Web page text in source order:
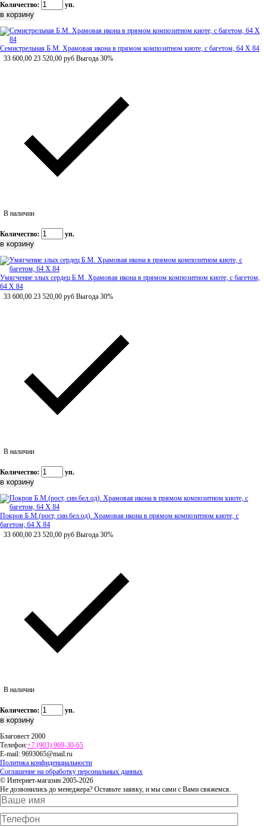
Количество: уп.
Семистрельная Б.М. Храмовая икона в прямом композитном киоте, с багетом, 64 Х 84
33 600,00 23 520,00 руб Выгода 30%
В наличии
Количество: уп.
Умягчение злых сердец Б.М. Храмовая икона в прямом композитном киоте, с багетом,
64 Х 84
33 600,00 23 520,00 руб Выгода 30%
В наличии
Количество: уп.
Покров Б.М.(рост, син.бел.од). Храмовая икона в прямом композитном киоте, с
багетом, 64 Х 84
33 600,00 23 520,00 руб Выгода 30%
В наличии
Количество: уп.
Благовест 2000
Телефон:+7 (903) 969-30-65
E-mail: 9693065@mail.ru
Политика конфиденциальности
Соглашение на обработку персональных данных
© Интернет-магазин 2005-2026
Не дозвонились до менеджера? Оставьте заявку, и мы сами с Вами свяжемся.